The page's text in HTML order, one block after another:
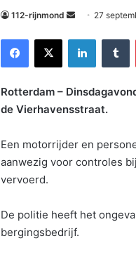
112-rijnmond 27
Facebook
X LinkedInTumblr
Rotterdam –
de Vierhavensstraat.
Een motorrijder en
aanwezig voor controles
vervoerd.
De politie heeft het
bergingsbedrijf.